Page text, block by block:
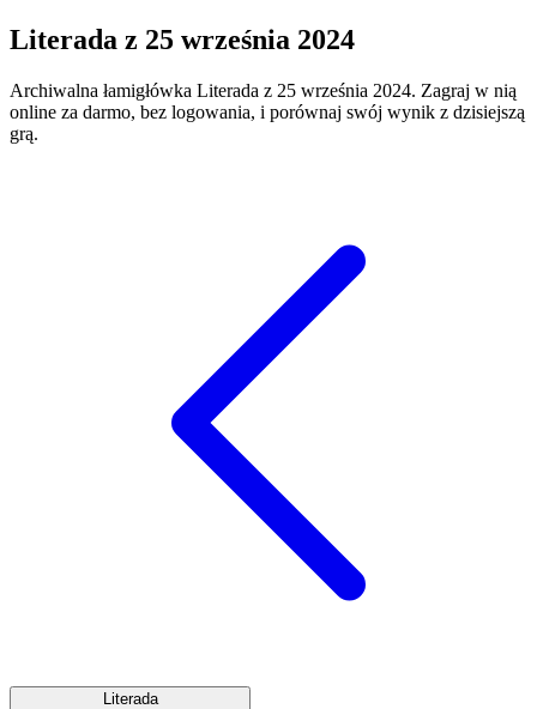
Literada z 25 września 2024
Archiwalna łamigłówka Literada z 25 września 2024. Zagraj w nią
online za darmo, bez logowania, i porównaj swój wynik z dzisiejszą
grą.
Literada